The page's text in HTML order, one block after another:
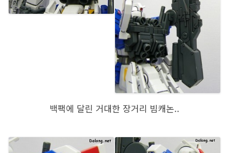
백팩에 달린 거대한 장거리 빔캐논..